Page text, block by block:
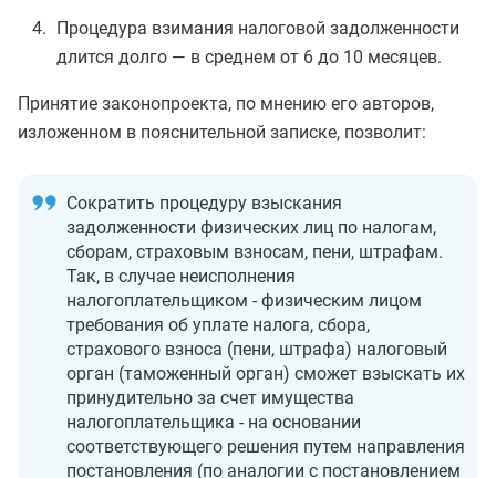
Процедура взимания налоговой задолженности
длится долго — в среднем от 6 до 10 месяцев.
Принятие законопроекта, по мнению его авторов,
изложенном в пояснительной записке, позволит:
Сократить процедуру взыскания
задолженности физических лиц по налогам,
сборам, страховым взносам, пени, штрафам.
Так, в случае неисполнения
налогоплательщиком - физическим лицом
требования об уплате налога, сбора,
страхового взноса (пени, штрафа) налоговый
орган (таможенный орган) сможет взыскать их
принудительно за счет имущества
налогоплательщика - на основании
соответствующего решения путем направления
постановления (по аналогии с постановлением